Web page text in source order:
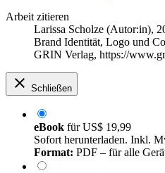
Arbeit zitieren
Larissa Scholze (Autor:in),
Brand Identität, Logo und
GRIN Verlag, https://
Schließen
eBook fürUS$ 19,99
Sofort herunterladen. Inkl.
Format: PDF – für alle